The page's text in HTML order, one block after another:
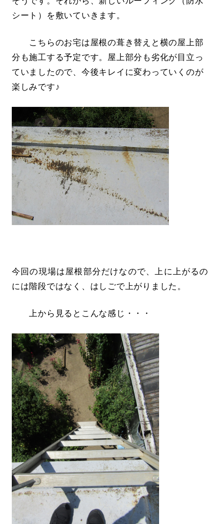
シート）を敷いていきます。
こちらのお宅は屋根の葺き替えと横の屋上部
分も施工する予定です。屋上部分も劣化が目立っ
ていましたので、今後キレイに変わっていくのが
楽しみです♪
今回の現場は屋根部分だけなので、上に上がるの
には階段ではなく、はしごで上がりました。
上から見るとこんな感じ・・・